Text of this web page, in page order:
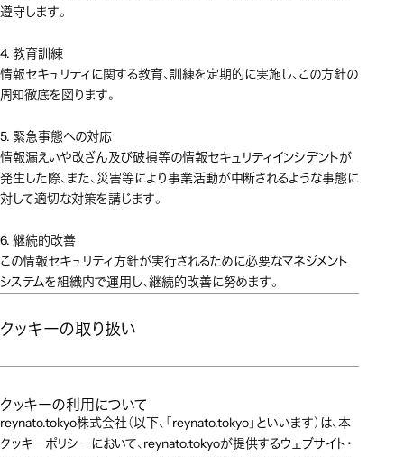
遵守します。
4. 教育訓練
情報セキュリティに関する教育、訓練を定期的に実施し、この方針の
周知徹底を図ります。
5. 緊急事態への対応
情報漏えいや改ざん及び破損等の情報セキュリティインシデントが
発生した際、また、災害等により事業活動が中断されるような事態に
対して適切な対策を講じます。
6. 継続的改善
この情報セキュリティ方針が実行されるために必要なマネジメント
システムを組織内で運用し、継続的改善に努めます。
クッキーの取り扱い
クッキーの利用について
reynato.tokyo株式会社（以下、「reynato.tokyo」といいます）は、本
クッキーポリシーにおいて、reynato.tokyoが提供するウェブサイト・